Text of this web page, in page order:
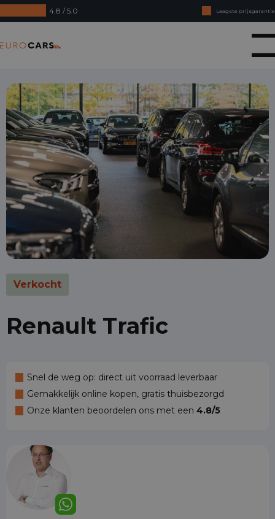
4.8 / 5.0
Laagste prijsgarantie
Online kopen, niet goed geld terug
Financial lease - Soepele acceptatie
Verkocht
Renault Trafic
Snel de weg op: direct uit voorraad leverbaar
Gemakkelijk online kopen, gratis thuisbezorgd
Onze klanten beoordelen ons met een 4.8/5